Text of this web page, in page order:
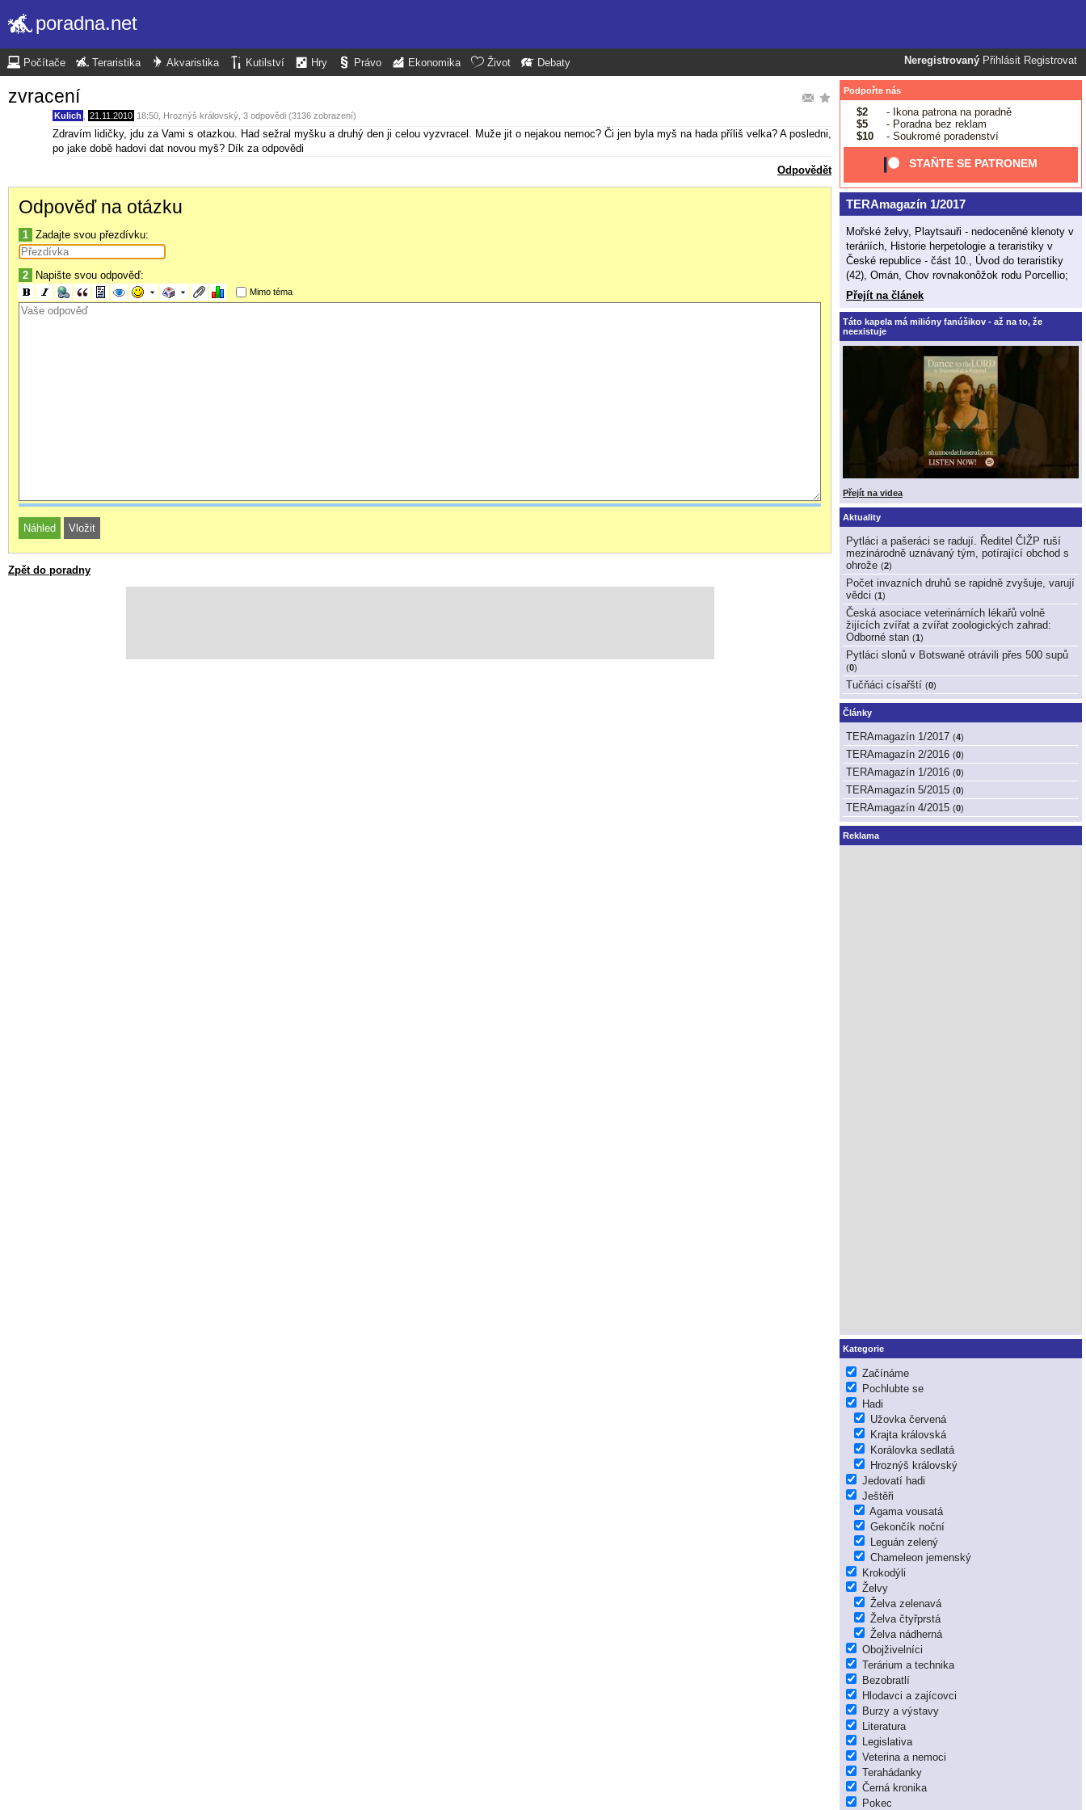
poradna.net
Neregistrovaný Přihlásit Registrovat
Počítače Teraristika Akvaristika Kutilství Hry Právo Ekonomika Život Debaty
zvracení
Kulich 21.11.2010 18:50 Hroznýš královský , 3 odpovědi (3136 zobrazení)
Zdravím lidičky, jdu za Vami s otazkou. Had sežral myšku a druhý den ji celou vyzvracel. Muže jit o nejakou nemoc? Či jen byla myš na hada příliš velka? A posledni,
po jake době hadovi dat novou myš? Dík za odpovědi
Odpovědět
Odpověď na otázku
1 Zadajte svou přezdívku:
2 Napište svou odpověď:
Mimo téma
Zpět do poradny
Podpořte nás
$2
- Ikona patrona na poradně
$5
- Poradna bez reklam
$10
- Soukromé poradenství
STAŇTE SE PATRONEM
TERAmagazín 1/2017
Mořské želvy, Playtsauři - nedoceněné klenoty v
teráriích, Historie herpetologie a teraristiky v
České republice - část 10., Úvod do teraristiky
(42), Omán, Chov rovnakonôžok rodu Porcellio;
Přejít na článek
Táto kapela má milióny fanúšikov - až na to, že
neexistuje
Přejít na videa
Aktuality
Pytláci a pašeráci se radují. Ředitel ČIŽP ruší
mezinárodně uznávaný tým, potírající obchod s
ohrože (2)
Počet invazních druhů se rapidně zvyšuje, varují
vědci (1)
Česká asociace veterinárních lékařů volně
žijících zvířat a zvířat zoologických zahrad:
Odborné stan (1)
Pytláci slonů v Botswaně otrávili přes 500 supů
(0)
Tučňáci císařští (0)
Články
TERAmagazín 1/2017 (4)
TERAmagazín 2/2016 (0)
TERAmagazín 1/2016 (0)
TERAmagazín 5/2015 (0)
TERAmagazín 4/2015 (0)
Reklama
Kategorie
Začínáme
Pochlubte se
Hadi
Užovka červená
Krajta královská
Korálovka sedlatá
Hroznýš královský
Jedovatí hadi
Ještěři
Agama vousatá
Gekončík noční
Leguán zelený
Chameleon jemenský
Krokodýli
Želvy
Želva zelenavá
Želva čtyřprstá
Želva nádherná
Obojživelníci
Terárium a technika
Bezobratlí
Hlodavci a zajícovci
Burzy a výstavy
Literatura
Legislativa
Veterina a nemoci
Terahádanky
Černá kronika
Pokec